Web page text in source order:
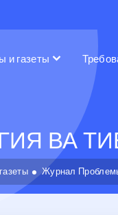
и газеты
ВА
Журнал